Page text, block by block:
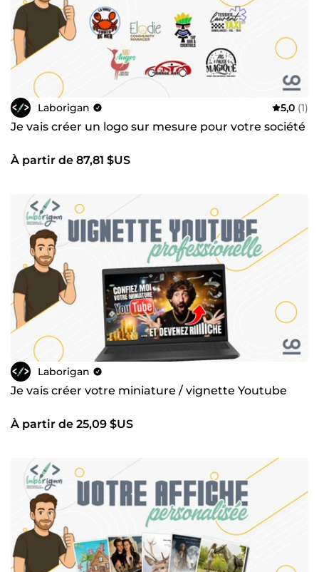
Laborigan 5,0 (1)
Je vais créer un logo sur mesure pour votre société
À partir de 87,81 $US
Laborigan
Je vais créer votre miniature / vignette Youtube
À partir de 25,09 $US